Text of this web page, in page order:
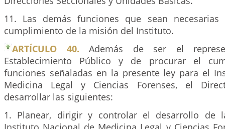
11. Las demás funciones que sean
cumplimiento de la misión del Instituto.
ARTÍCULO 40. Además de ser el
Establecimiento Público y de procurar el
funciones señaladas en la presente ley para el
Medicina Legal y Ciencias Forenses, el
desarrollar las siguientes:
1. Planear, dirigir y controlar el desarrollo de